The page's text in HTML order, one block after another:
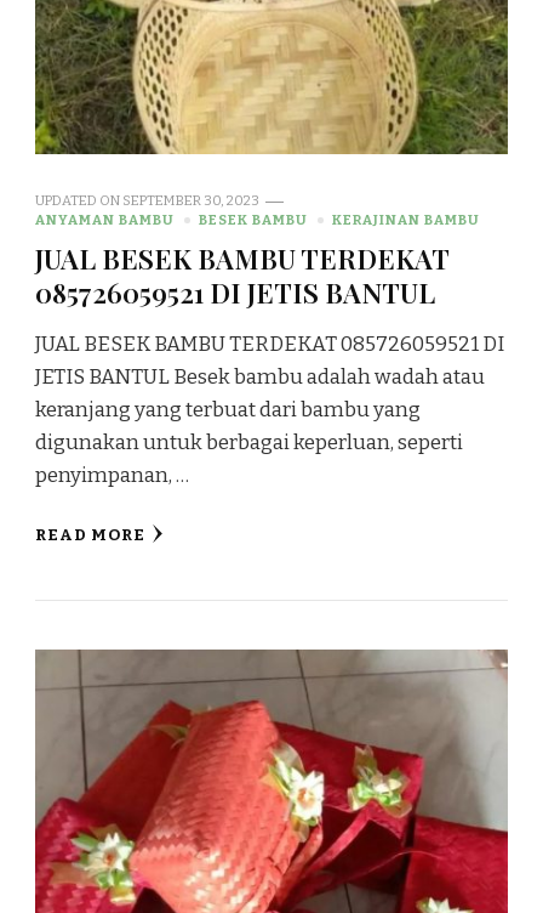
UPDATED ON SEPTEMBER 30, 2023
ANYAMAN BAMBU
BESEK BAMBU KERAJINAN BAMBU
JUAL BESEK BAMBU TERDEKAT
085726059521 DI JETIS BANTUL
JUAL BESEK BAMBU TERDEKAT 085726059521 DI
JETIS BANTUL Besek bambu adalah wadah atau
keranjang yang terbuat dari bambu yang
digunakan untuk berbagai keperluan, seperti
penyimpanan, …
READ MORE